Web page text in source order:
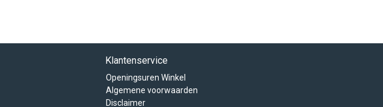
Klantenservice
Openingsuren Winkel
Algemene voorwaarden
Disclaimer